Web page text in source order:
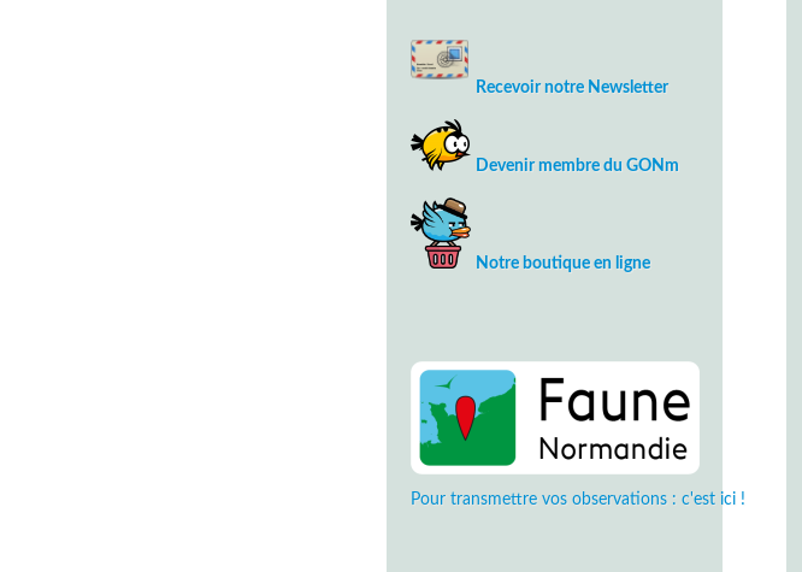
Recevoir notre Newsletter
Devenir membre du GONm
Notre boutique en ligne
Pour transmettre vos observations : c'est ici !